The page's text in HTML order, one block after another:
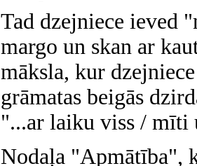
Tad dzejniece ieved
margo un skan ar
māksla, kur
grāmatas beigās
"...ar laiku viss / mīti
Nodaļa "Apmātība",